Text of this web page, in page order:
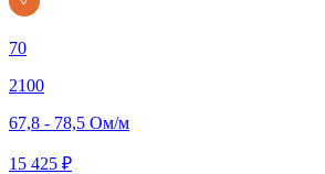
70
2100
67,8 - 78,5 Ом/м
15 425 ₽